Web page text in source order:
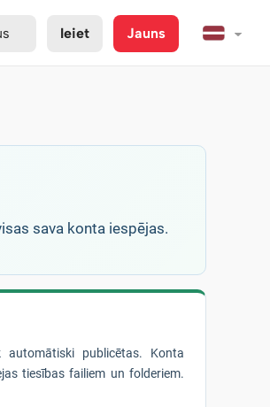
Ieiet Jauns
sava konta iespējas.
publicētas. Konta
tiesības failiem un folderiem.